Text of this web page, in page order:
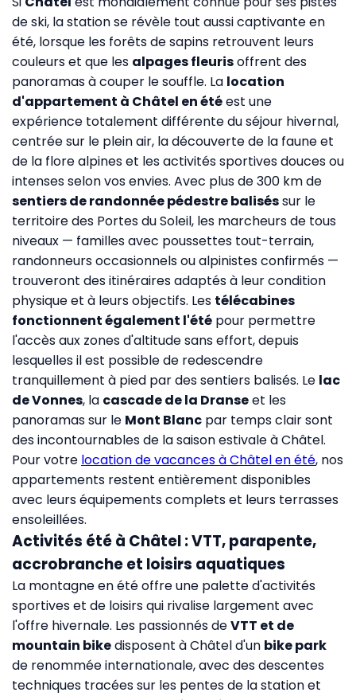
de ski, la station se révèle tout aussi captivante en
été, lorsque les forêts de sapins retrouvent leurs
couleurs et que les alpages fleurisoffrent des
panoramas à couper le souffle. La location
d'appartement à Châtel en étéest une
expérience totalement différente du séjour hivernal,
centrée sur le plein air, la découverte de la faune et
de la flore alpines et les activités sportives douces ou
intenses selon vos envies. Avec plus de 300 km de
sentiers de randonnée pédestre baliséssur le
territoire des Portes du Soleil, les marcheurs de tous
niveaux — familles avec poussettes tout-terrain,
randonneurs occasionnels ou alpinistes confirmés —
trouveront des itinéraires adaptés à leur condition
physique et à leurs objectifs. Les télécabines
fonctionnent également l'été pour permettre
l'accès aux zones d'altitude sans effort, depuis
lesquelles il est possible de redescendre
tranquillement à pied par des sentiers balisés. Le lac
de Vonnes, la cascade de la Dranseet les
panoramas sur le Mont Blanc par temps clair sont
des incontournables de la saison estivale à Châtel.
Pour votre location de vacances à Châtel en été, nos
appartements restent entièrement disponibles
avec leurs équipements complets et leurs terrasses
ensoleillées.
Activités été à Châtel : VTT, parapente,
accrobranche et loisirs aquatiques
La montagne en été offre une palette d'activités
sportives et de loisirs qui rivalise largement avec
l'offre hivernale. Les passionnés deVTT et de
mountain bikedisposent à Châtel d'un bike park
de renommée internationale, avec des descentes
techniques tracées sur les pentes de la station et